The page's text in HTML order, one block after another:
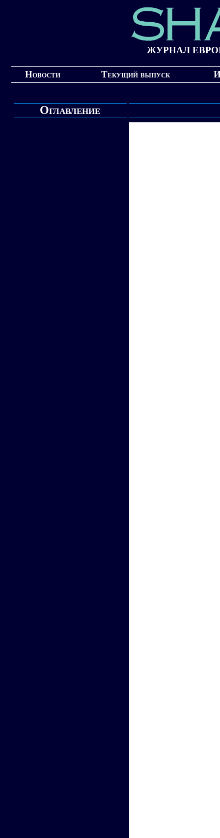
ЖУРНАЛ
Новости Текущий выпуск
Оглавление